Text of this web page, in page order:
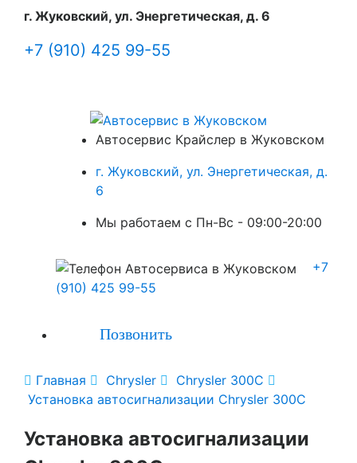
г. Жуковский, ул. Энергетическая, д. 6
+7 (910) 425 99-55
Автосервис Крайслер в Жуковском
г. Жуковский, ул. Энергетическая, д.
6
Мы работаем с Пн-Вc - 09:00-20:00
+7
(910) 425 99-55
Позвонить
 Главная  Chrysler  Chrysler 300C 
Установка автосигнализации Chrysler 300C
Установка автосигнализации